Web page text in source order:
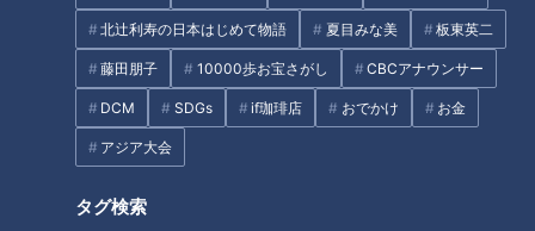
北辻利寿の日本はじめて物語 夏目みな美 板東英二
藤田朋子 10000歩お宝さがし CBCアナウンサー
DCM SDGs if珈琲店 おでかけ お金
アジア大会
タグ検索